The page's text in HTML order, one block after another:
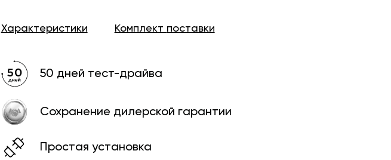
Характеристики Комплект поставки
50 дней тест-драйва
Сохранение дилерской гарантии
Простая установка